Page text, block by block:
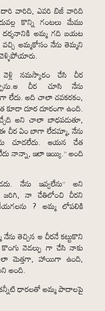
దారి వారిది, ఎవరి బిజీ వారిది
కొన్ని గంటలు మేము
దర్శనానికి అమ్మ గది బయట
అమ్మకోసం నేను తెమ్మని
వెళ్లి నమస్కారం చేసి చీర
చీర చూసి నేను
లేదు. అది చాలా చవకరకం,
కూడా దూర దూరంగా ఉంది.
అని చాలా బాధపడుతూ,
ఈ చీర ఏం బాగా లేదమ్మా, నేను
చూడలేదు. ఆయన చేత
నాన్నా, ఇలా ఇయ్యి.” అంది
నేను ఇవ్వలేను” అని
జరిగి, నా చేతిలోంచి చీరని
? అమ్మ లోపలికి
తెచ్చిన ఆ చీరనే కట్టుకొని
వెడల్పు గా చేసి నాకు
మెత్తగా, హాయిగా ఉంది,
అంది.
కన్నీటి ధారలతో అమ్మ పాదాలపై